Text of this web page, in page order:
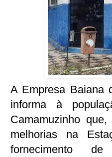
A Empresa Baiana
informa à
Camamuzinho
melhorias na
fornecimento